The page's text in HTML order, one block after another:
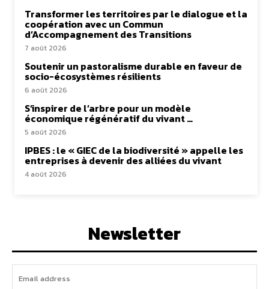
Transformer les territoires par le dialogue et la
coopération avec un Commun
d’Accompagnement des Transitions
7 août 2026
Soutenir un pastoralisme durable en faveur de
socio-écosystèmes résilients
6 août 2026
S’inspirer de l’arbre pour un modèle
économique régénératif du vivant …
5 août 2026
IPBES : le « GIEC de la biodiversité » appelle les
entreprises à devenir des alliées du vivant
4 août 2026
Newsletter